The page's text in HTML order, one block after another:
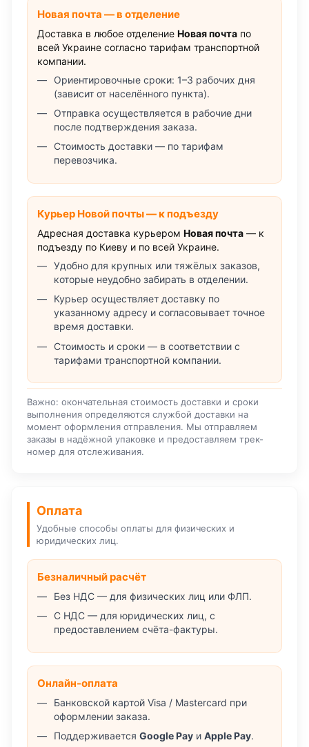
Новая почта — в отделение
Доставка в любое отделение Новая почта по
всей Украине согласно тарифам транспортной
компании.
Ориентировочные сроки: 1–3 рабочих дня
(зависит от населённого пункта).
Отправка осуществляется в рабочие дни
после подтверждения заказа.
Стоимость доставки — по тарифам
перевозчика.
Курьер Новой почты — к подъезду
Адресная доставка курьером Новая почта — к
подъезду по Киеву и по всей Украине.
Удобно для крупных или тяжёлых заказов,
которые неудобно забирать в отделении.
Курьер осуществляет доставку по
указанному адресу и согласовывает точное
время доставки.
Стоимость и сроки — в соответствии с
тарифами транспортной компании.
Важно: окончательная стоимость доставки и сроки
выполнения определяются службой доставки на
момент оформления отправления. Мы отправляем
заказы в надёжной упаковке и предоставляем трек-
номер для отслеживания.
Оплата
Удобные способы оплаты для физических и
юридических лиц.
Безналичный расчёт
Без НДС — для физических лиц или ФЛП.
С НДС — для юридических лиц, с
предоставлением счёта-фактуры.
Онлайн-оплата
Банковской картой Visa / Mastercard при
оформлении заказа.
Поддерживается Google Pay и Apple Pay.